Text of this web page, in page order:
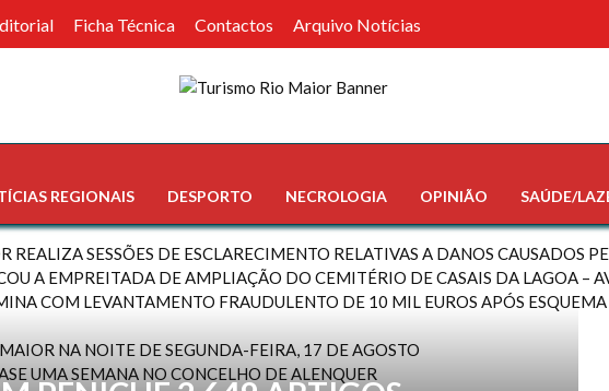
Ficha Técnica Contactos Arquivo Notícias
REGIONAIS DESPORTO NECROLOGIA OPINIÃO SAÚDE/
REALIZA SESSÕES DE ESCLARECIMENTO RELATIVAS A DANOS CAUSADOS
A EMPREITADA DE AMPLIAÇÃO DO CEMITÉRIO DE CASAIS DA LAGOA –
COM LEVANTAMENTO FRAUDULENTO DE 10 MIL EUROS APÓS ESQUEMA
NA NOITE DE SEGUNDA-FEIRA, 17 DE AGOSTO
UMA SEMANA NO CONCELHO DE ALENQUER